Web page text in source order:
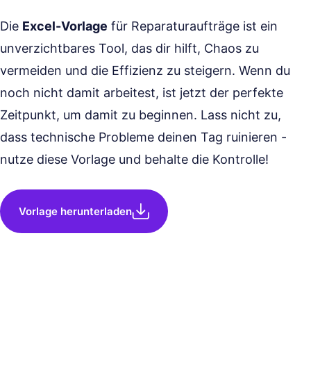
Die Excel-Vorlage für Reparaturaufträge ist ein
unverzichtbares Tool, das dir hilft, Chaos zu
vermeiden und die Effizienz zu steigern. Wenn du
noch nicht damit arbeitest, ist jetzt der perfekte
Zeitpunkt, um damit zu beginnen. Lass nicht zu,
dass technische Probleme deinen Tag ruinieren -
nutze diese Vorlage und behalte die Kontrolle!
Vorlage herunterladen